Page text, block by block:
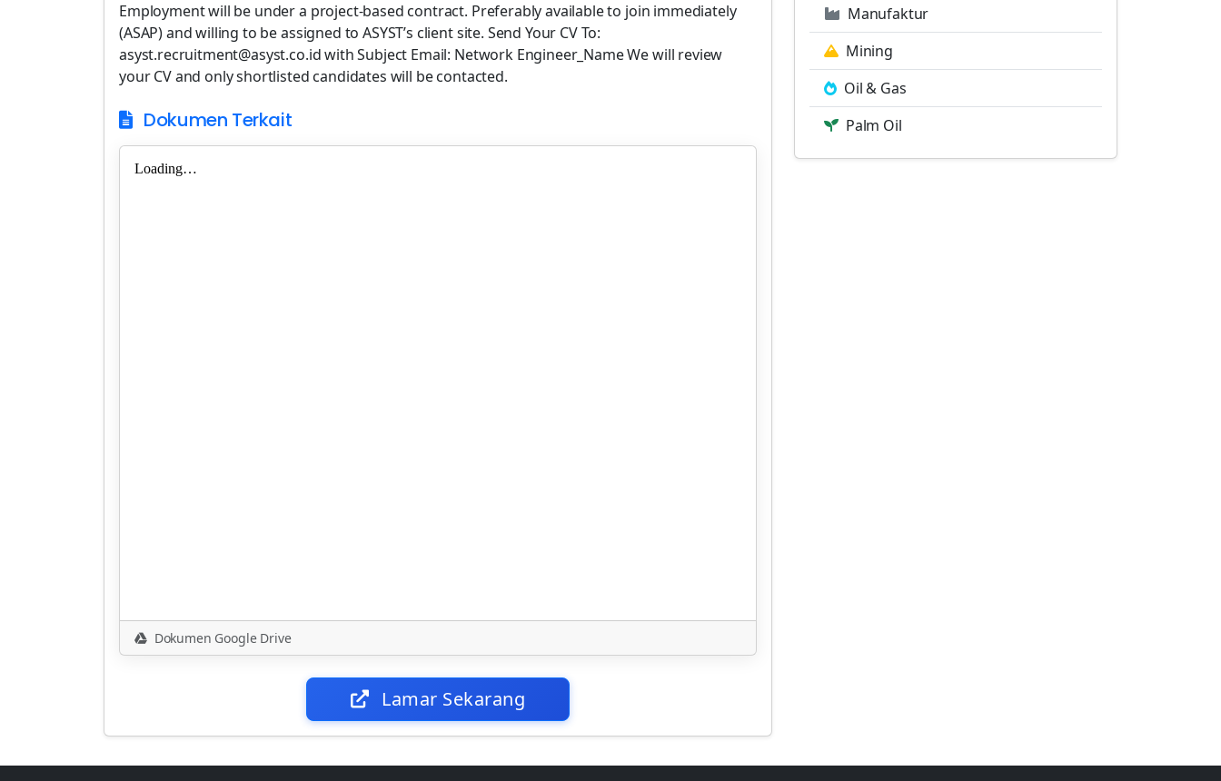
Employment will be under a project-based contract. Preferably available to join immediately
(ASAP) and willing to be assigned to ASYST’s client site. Send Your CV To:
asyst.recruitment@asyst.co.id with Subject Email: Network Engineer_Name We will review
your CV and only shortlisted candidates will be contacted.
Dokumen Terkait
Dokumen Google Drive
Lamar Sekarang
Manufaktur
Mining
Oil & Gas
Palm Oil